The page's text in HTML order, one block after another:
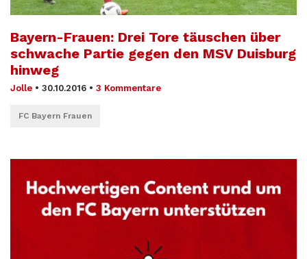
Bayern-Frauen: Drei Tore täuschen über
schwache Partie gegen den MSV Duisburg
hinweg
Jolle • 30.10.2016 • 3 Kommentare
FC Bayern Frauen